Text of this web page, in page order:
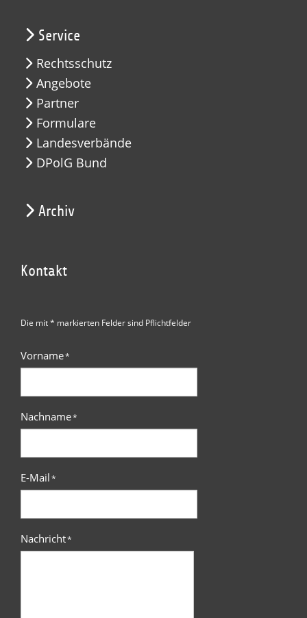
Service
Rechtsschutz
Angebote
Partner
Formulare
Landesverbände
DPolG Bund
Archiv
Kontakt
Die mit * markierten Felder sind Pflichtfelder
Vorname*
Nachname*
E-Mail*
Nachricht*